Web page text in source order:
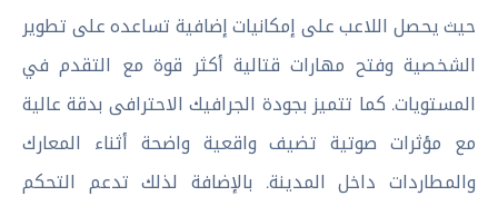
حيث يحصل اللاعب على إمكانيات إضافية تساعده على تطوير
الشخصية وفتح مهارات قتالية أكثر قوة مع التقدم في
المستويات. كما تتميز بجودة الجرافيك الاحترافى بدقة عالية
مع مؤثرات صوتية تضيف واقعية واضحة أثناء المعارك
والمطاردات داخل المدينة. بالإضافة لذلك تدعم التحكم